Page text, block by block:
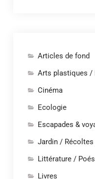
Articles de fond
Arts plastiques /
Cinéma
Ecologie
Escapades &
Jardin /
Littérature /
Livres